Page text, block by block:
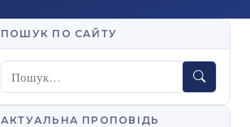
ПОШУК ПО САЙТУ
Пошук
АКТУАЛЬНА ПРОПОВІДЬ